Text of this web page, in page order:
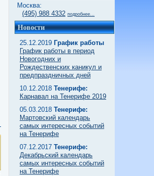
Москва:
(495) 988 4332 подробнее...
Новости
25.12.2019 График работы
График работы в период
Новогодних и
Рождественских каникул и
предпраздничных дней
10.12.2018 Тенерифе:
Карнавал на Тенерифе 2019
05.03.2018 Тенерифе:
Мартовский календарь
самых интересных событий
на Тенерифе
07.12.2017 Тенерифе:
Декабрьский календарь
самых интересных событий
на Тенерифе